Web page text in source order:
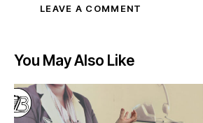
You May Also Like